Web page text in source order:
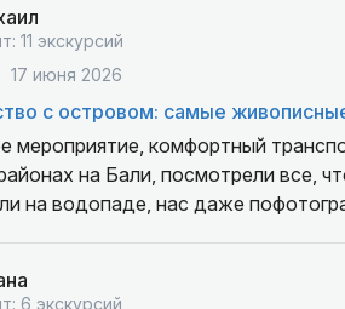
11 экскурсий
17 июня 2026
с островом: самые
мероприятие, комфортный
на Бали, посмотрели все,
на водопаде, нас даже
6 экскурсий